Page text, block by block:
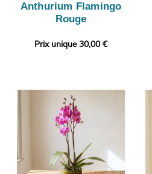
Anthurium Flamingo
Rouge
Prix unique 30,00 €